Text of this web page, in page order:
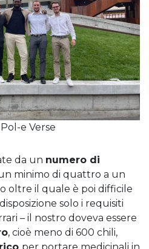
e Verse
da un numero di
minimo di quattro a un
oltre il quale è poi difficile
solo i requisiti
– il nostro doveva essere
, cioè meno di 600 chili,